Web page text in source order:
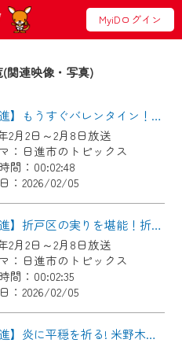
MyiDログイン
連映像・写真)
【日進】もうすぐバレンタイン！チョコスイーツをご紹介！
2月2日～2月8日放送
：日進市のトピックス
間：00:02:48
：2026/02/05
【日進】折戸区の実りを堪能！折戸新春餅つき大会
2月2日～2月8日放送
：日進市のトピックス
間：00:02:35
：2026/02/05
【日進】炎に平穏を祈る! 米野木区どんど焼き
せ
Web TV』は2024
アルします！
、お住まいの地域
目瞭然。
ラウザから、いつ
先でも！
20市町の地域情報
ます！